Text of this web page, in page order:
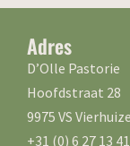
Adres
D’Olle Pastorie
Hoofdstraat 28
9975 VS
+31 (0) 6 27 13